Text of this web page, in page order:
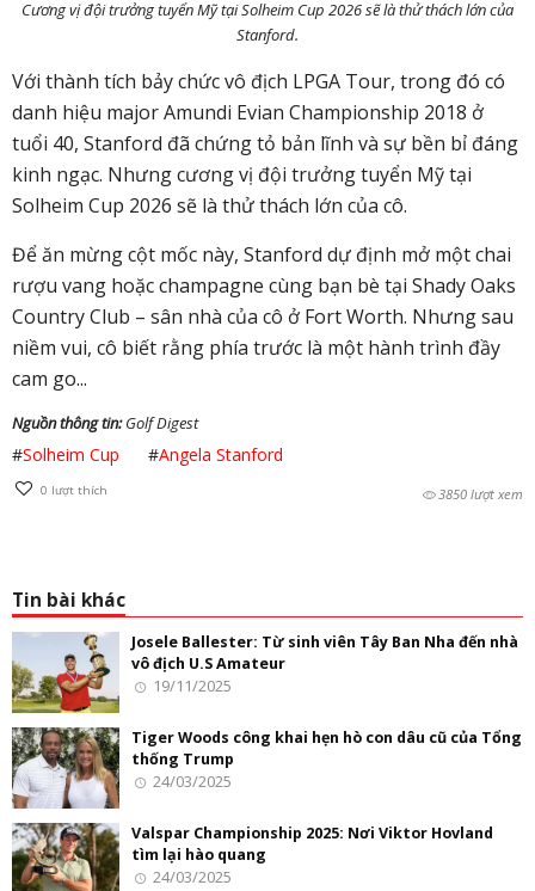
Cương vị đội trưởng tuyển Mỹ tại Solheim Cup 2026 sẽ là thử thách lớn của
Stanford.
Với thành tích bảy chức vô địch LPGA Tour, trong đó có
danh hiệu major Amundi Evian Championship 2018 ở
tuổi 40, Stanford đã chứng tỏ bản lĩnh và sự bền bỉ đáng
kinh ngạc. Nhưng cương vị đội trưởng tuyển Mỹ tại
Solheim Cup 2026 sẽ là thử thách lớn của cô.
Để ăn mừng cột mốc này, Stanford dự định mở một chai
rượu vang hoặc champagne cùng bạn bè tại Shady Oaks
Country Club – sân nhà của cô ở Fort Worth. Nhưng sau
niềm vui, cô biết rằng phía trước là một hành trình đầy
cam go...
Nguồn thông tin:Golf Digest
#Solheim Cup #Angela Stanford
0 lượt thích 3850 lượt xem
Tin bài khác
Josele Ballester: Từ sinh viên Tây Ban Nha đến nhà
vô địch U.S Amateur
19/11/2025
Tiger Woods công khai hẹn hò con dâu cũ của Tổng
thống Trump
24/03/2025
Valspar Championship 2025: Nơi Viktor Hovland
tìm lại hào quang
24/03/2025